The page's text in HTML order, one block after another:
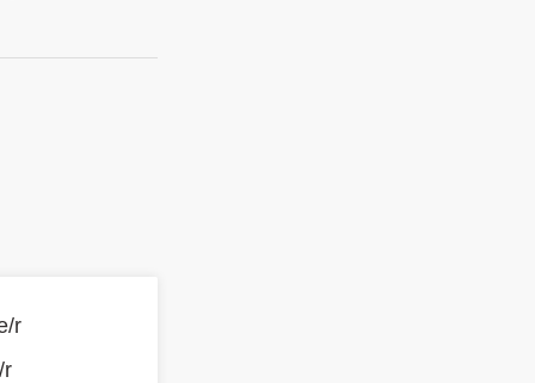
r
r